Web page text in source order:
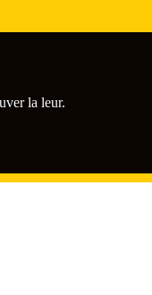
la leur.